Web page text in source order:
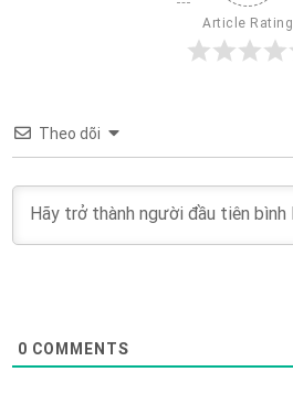
Article Rating
Theo dõi
0 COMMENTS